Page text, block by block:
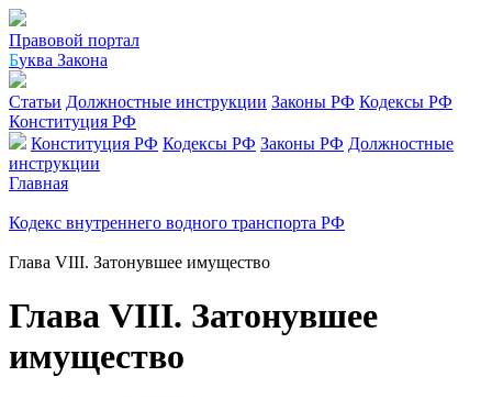
Правовой портал
Буква Закона
Статьи Должностные инструкции Законы РФ Кодексы РФ
Конституция РФ
Конституция РФ Кодексы РФ Законы РФ Должностные
инструкции
Главная
Кодекс внутреннего водного транспорта РФ
Глава VIII. Затонувшее имущество
Глава VIII. Затонувшее
имущество